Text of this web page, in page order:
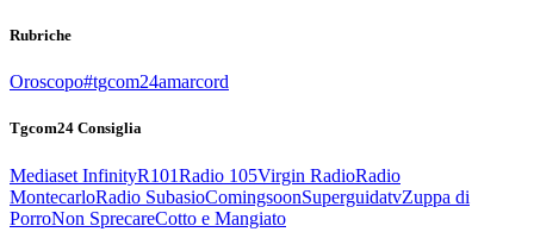
Rubriche
Oroscopo#tgcom24amarcord
Tgcom24 Consiglia
Mediaset InfinityR101Radio 105Virgin RadioRadio
MontecarloRadio SubasioComingsoonSuperguidatvZuppa di
PorroNon SprecareCotto e Mangiato